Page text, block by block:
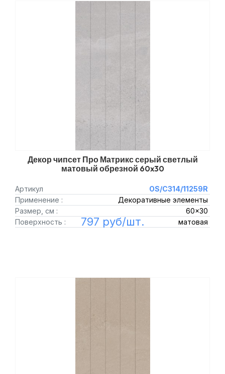
Декор чипсет Про Матрикс серый светлый
матовый обрезной 60x30
Артикул
OS/C314/11259R
Применение :
Декоративные элементы
Размер, см :
60x30
Поверхность :
матовая
797 руб/шт.